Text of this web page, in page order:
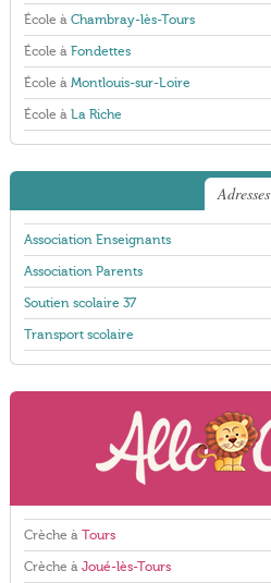
École à Chambray-lès-Tours
École à Fondettes
École à Montlouis-sur-Loire
École à La Riche
Adresses
Association Enseignants
Association Parents
Soutien scolaire 37
Transport scolaire
Crèche à Tours
Crèche à Joué-lès-Tours